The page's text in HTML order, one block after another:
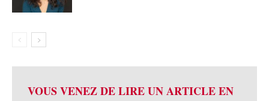
VOUS VENEZ DE LIRE UN ARTICLE EN